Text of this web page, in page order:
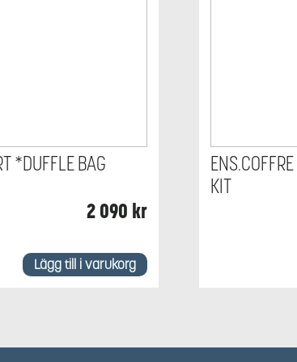
*DUFFLE BAG
2 090 kr
Lägg till i varukorg
KIT